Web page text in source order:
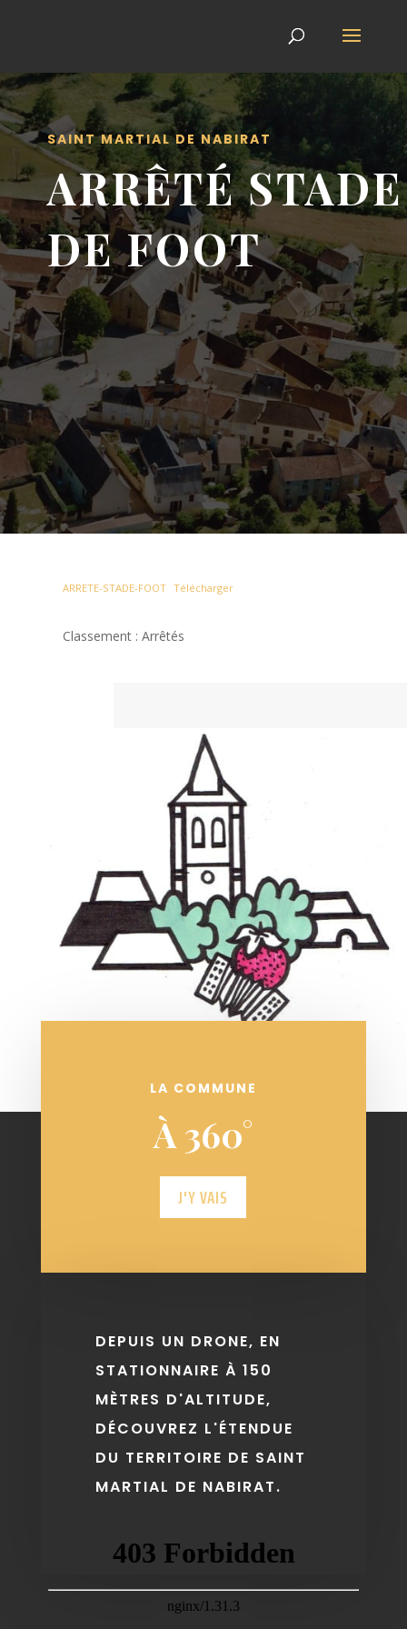
SAINT MARTIAL DE NABIRAT
ARRÊTÉ STADE
DE FOOT
ARRETE-STADE-FOOT Télécharger
Classement : Arrêtés
LA COMMUNE
À 360°
J'Y VAIS
DEPUIS UN DRONE, EN
STATIONNAIRE À 150
MÈTRES D'ALTITUDE,
DÉCOUVREZ L'ÉTENDUE
DU TERRITOIRE DE SAINT
MARTIAL DE NABIRAT.